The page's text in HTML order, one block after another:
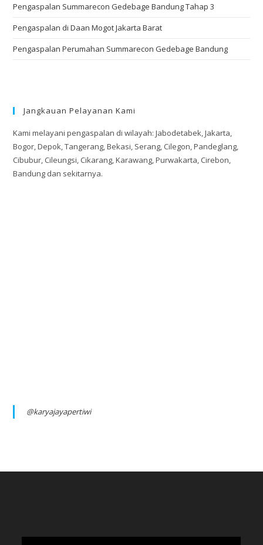
Pengaspalan Summarecon Gedebage Bandung Tahap 3
Pengaspalan di Daan Mogot Jakarta Barat
Pengaspalan Perumahan Summarecon Gedebage Bandung
Jangkauan Pelayanan Kami
Kami melayani pengaspalan di wilayah: Jabodetabek, Jakarta,
Bogor, Depok, Tangerang, Bekasi, Serang, Cilegon, Pandeglang,
Cibubur, Cileungsi, Cikarang, Karawang, Purwakarta, Cirebon,
Bandung dan sekitarnya.
@karyajayapertiwi